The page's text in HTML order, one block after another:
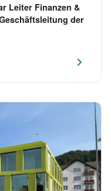
Leiter Finanzen &
der